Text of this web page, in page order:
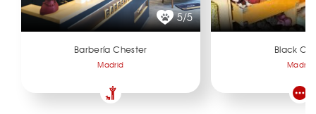
5/5
Barbería Chester
Madrid
Black
Madrid